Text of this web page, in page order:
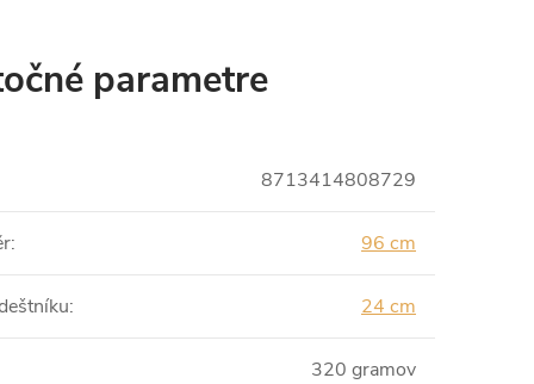
parametre
8713414808729
: 96 cm
: 24 cm
320 gramov